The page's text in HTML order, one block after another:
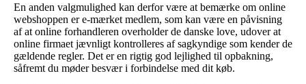
En anden valgmulighed kan derfor være at bemærke om online
webshoppen er e-mærket medlem, som kan være en påvisning
af at online forhandleren overholder de danske love, udover at
online firmaet jævnligt kontrolleres af sagkyndige som kender de
gældende regler. Det er en rigtig god lejlighed til opbakning,
såfremt du møder besvær i forbindelse med dit køb.